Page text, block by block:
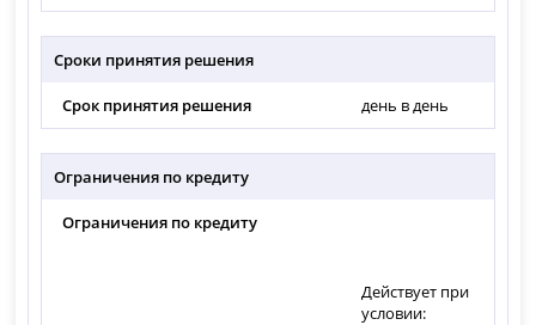
Сроки принятия решения
Срок принятия решения день в день
Ограничения по кредиту
Ограничения по кредиту
Действует при
условии: